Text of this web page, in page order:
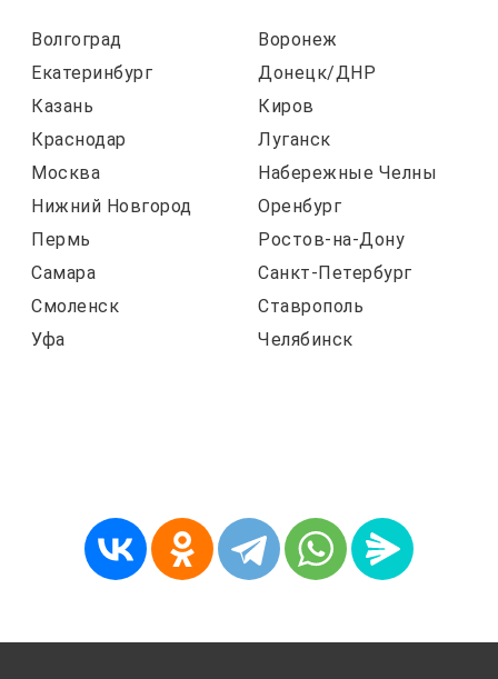
Волгоград
Воронеж
Екатеринбург
Донецк/ДНР
Казань
Киров
Краснодар
Луганск
Москва
Набережные Челны
Нижний Новгород
Оренбург
Пермь
Ростов-на-Дону
Самара
Санкт-Петербург
Смоленск
Ставрополь
Уфа
Челябинск